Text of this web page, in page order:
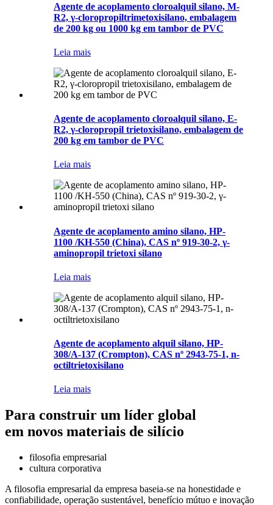
Agente de acoplamento cloroalquil silano, M-
R2, γ-cloropropiltrimetoxisilano, embalagem
de 200 kg ou 1000 kg em tambor de PVC
Leia mais
Agente de acoplamento cloroalquil silano, E-
R2, γ-cloropropil trietoxisilano, embalagem de
200 kg em tambor de PVC
Leia mais
Agente de acoplamento amino silano, HP-
1100 /KH-550 (China), CAS nº 919-30-2, γ-
aminopropil trietoxi silano
Leia mais
Agente de acoplamento alquil silano, HP-
308/A-137 (Crompton), CAS nº 2943-75-1, n-
octiltrietoxisilano
Leia mais
Para construir um líder global
em novos materiais de silício
filosofia empresarial
cultura corporativa
A filosofia empresarial da empresa baseia-se na honestidade e
confiabilidade, operação sustentável, benefício mútuo e inovação